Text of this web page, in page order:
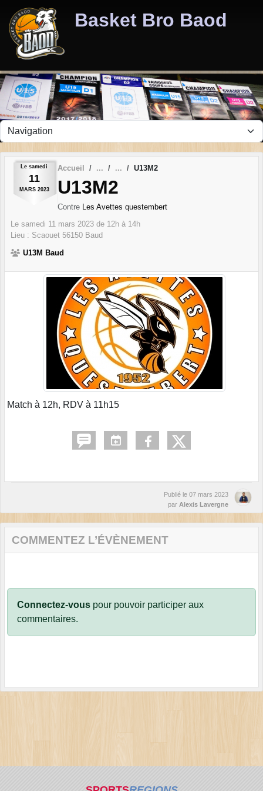
Basket Bro Baod
Le samedi
11
MARS 2023
Accueil U13M2
U13M2
Contre Les Avettes questembert
Le samedi 11 mars 2023 de 12h à 14h
Lieu : Scaouet 56150 Baud
U13M Baud
Match à 12h, RDV à 11h15
Publié le 07 mars 2023
par Alexis Lavergne
COMMENTEZ L’ÉVÈNEMENT
Connectez-vous pour pouvoir participer aux
commentaires.
Panneau de gestion des cookies